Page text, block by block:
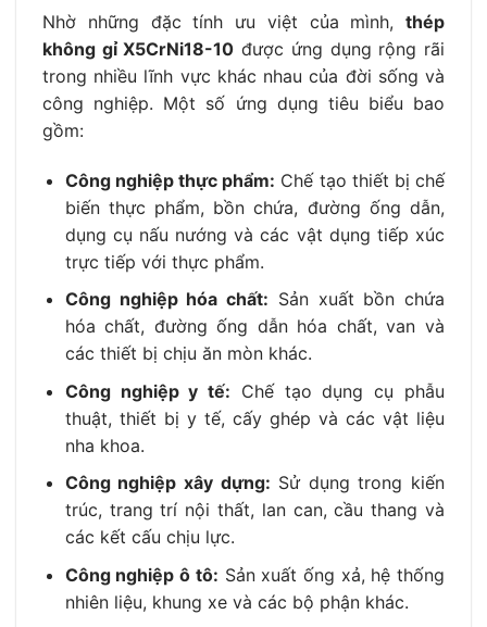
Nhờ những đặc tính ưu việt của mình, thép
không gỉ X5CrNi18-10 được ứng dụng rộng rãi
trong nhiều lĩnh vực khác nhau của đời sống và
công nghiệp. Một số ứng dụng tiêu biểu bao
gồm:
Công nghiệp thực phẩm: Chế tạo thiết bị chế
biến thực phẩm, bồn chứa, đường ống dẫn,
dụng cụ nấu nướng và các vật dụng tiếp xúc
trực tiếp với thực phẩm.
Công nghiệp hóa chất: Sản xuất bồn chứa
hóa chất, đường ống dẫn hóa chất, van và
các thiết bị chịu ăn mòn khác.
Công nghiệp y tế: Chế tạo dụng cụ phẫu
thuật, thiết bị y tế, cấy ghép và các vật liệu
nha khoa.
Công nghiệp xây dựng: Sử dụng trong kiến
trúc, trang trí nội thất, lan can, cầu thang và
các kết cấu chịu lực.
Công nghiệp ô tô: Sản xuất ống xả, hệ thống
nhiên liệu, khung xe và các bộ phận khác.